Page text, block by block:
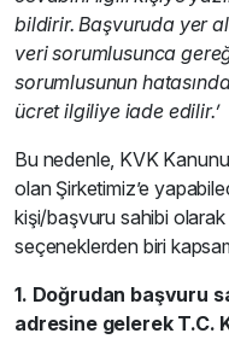
bildirir. Başvuruda yer
veri sorumlusunca
sorumlusunun
ücret ilgiliye iade edilir.’
Bu nedenle, KVK
olan Şirketimiz’e
kişi/başvuru sahibi
seçeneklerden biri
1. Doğrudan başvuru
adresine gelerek T.C.